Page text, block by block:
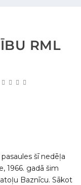
RML
šī nedēļa
1966. gadā šim
Baznīcu. Sākot